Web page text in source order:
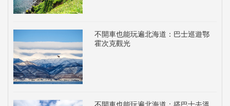
不開車也能玩遍北海道：巴士巡遊鄂
霍次克觀光